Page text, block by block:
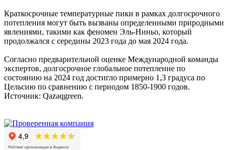
Краткосрочные температурные пики в рамках долгосрочного
потепления могут быть вызваны определенными природными
явлениями, такими как феномен Эль-Ниньо, который
продолжался с середины 2023 года до мая 2024 года.
Согласно предварительной оценке Международной команды
экспертов, долгосрочное глобальное потепление по
состоянию на 2024 год достигло примерно 1,3 градуса по
Цельсию по сравнению с периодом 1850-1900 годов.
Источник: Qazaqgreen.